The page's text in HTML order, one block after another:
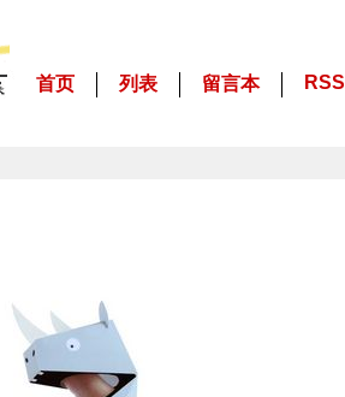
首页 列表 留言本 RSS